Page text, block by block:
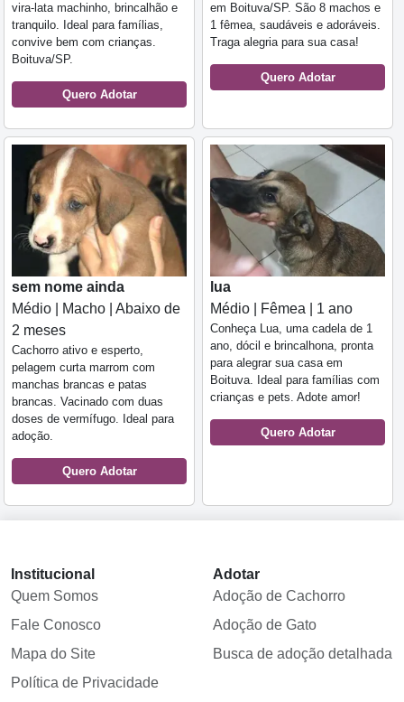
vira-lata machinho, brincalhão e
tranquilo. Ideal para famílias,
convive bem com crianças.
Boituva/SP.
Quero Adotar
em Boituva/SP. São 8 machos e
1 fêmea, saudáveis e adoráveis.
Traga alegria para sua casa!
Quero Adotar
sem nome ainda
Médio | Macho | Abaixo de
2 meses
Cachorro ativo e esperto,
pelagem curta marrom com
manchas brancas e patas
brancas. Vacinado com duas
doses de vermífugo. Ideal para
adoção.
Quero Adotar
lua
Médio | Fêmea | 1 ano
Conheça Lua, uma cadela de 1
ano, dócil e brincalhona, pronta
para alegrar sua casa em
Boituva. Ideal para famílias com
crianças e pets. Adote amor!
Quero Adotar
Institucional
Quem Somos
Fale Conosco
Mapa do Site
Política de Privacidade
Adotar
Adoção de Cachorro
Adoção de Gato
Busca de adoção detalhada